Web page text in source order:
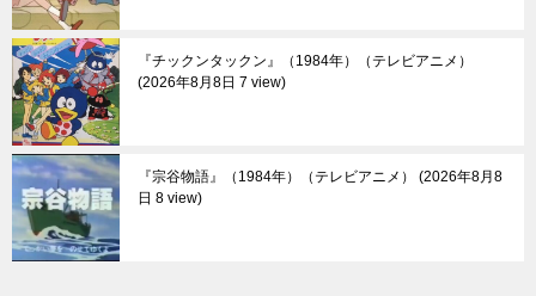
『チックンタックン』（1984年）（テレビアニメ）
2026年8月8日 7 view
『宗谷物語』（1984年）（テレビアニメ）
2026年8月8
日 8 view